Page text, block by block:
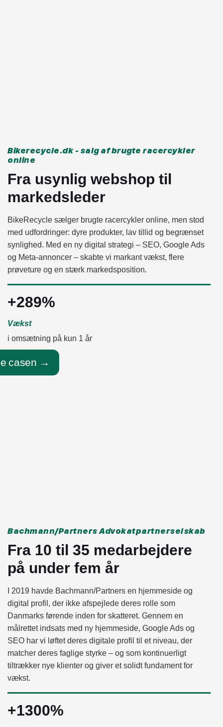
Bikerecycle.dk - salg af brugte racercykler
online
Fra usynlig webshop til
markedsleder
BikeRecycle sælger brugte racercykler online, men stod
med udfordringer: dyre produkter, lav tillid og begrænset
synlighed. Med en ny digital strategi – SEO, Google Ads
og Meta-annoncer – skabte vi markant vækst, flere
prøveture og en stærk markedsposition.
+289%
Vækst
i omsætning på kun 1 år
casen →
Bachmann/Partners Advokatpartnerselskab
Fra 10 til 35 medarbejdere
på under fem år
I 2019 havde Bachmann/Partners en hjemmeside og
digital profil, der ikke afspejlede deres rolle som
Danmarks førende inden for skatteret. Gennem en
målrettet indsats med ny hjemmeside, Google Ads og
SEO har vi løftet deres digitale profil til et niveau, der
matcher deres faglige styrke – og som kontinuerligt
tiltrækker nye klienter og giver et solidt fundament for
vækst.
+1300%